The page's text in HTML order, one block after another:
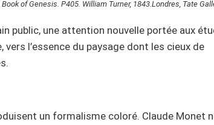
of Genesis. P405. William Turner, 1843.Londres, Tate
public, une attention nouvelle portée aux
vers l’essence du paysage dont les cieux de
un formalisme coloré. Claude Monet